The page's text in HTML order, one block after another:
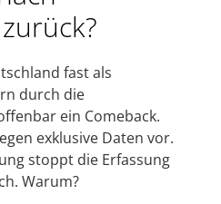
fast als
durch die
ein Comeback.
exklusive Daten vor.
stoppt die Erfassung
Warum?